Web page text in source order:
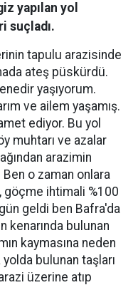
yapılan yol
suçladı.
tapulu arazisinde
ateş püskürdü.
yaşıyorum.
ve ailem yaşamış.
ediyor. Bu yol
muhtarı ve azalar
arazimin
o zaman onlara
göçme ihtimali %100
geldi ben Bafra'da
kenarında bulunan
kaymasına neden
yolda bulunan taşları
üzerine atıp